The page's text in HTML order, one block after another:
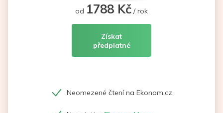
od 1788 Kč / rok
Získat
předplatné
Neomezené čtení na Ekonom.cz